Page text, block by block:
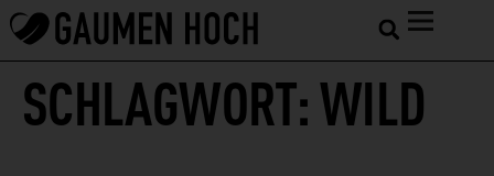
SCHLAGWORT:WILD